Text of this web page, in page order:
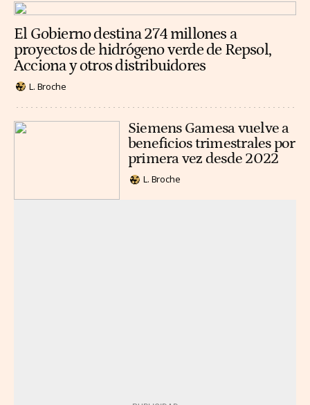
El Gobierno destina 274 millones a
proyectos de hidrógeno verde de Repsol,
Acciona y otros distribuidores
L. Broche
Siemens Gamesa vuelve a
beneficios trimestrales por
primera vez desde 2022
L. Broche